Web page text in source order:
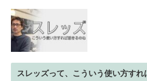
スレッズって、こういう使い方すれ